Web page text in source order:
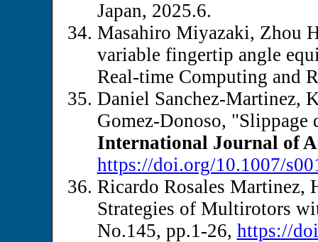
Japan, 2025.6.
Masahiro Miyazaki, Zhou
variable fingertip angle
Real-time Computing and
Daniel Sanchez-Martinez,
Gomez-Donoso,
International Journal of
https://doi.org/10.1007/
Ricardo Rosales Martinez,
Strategies of Multirotors
No.145, pp.1-26, https://